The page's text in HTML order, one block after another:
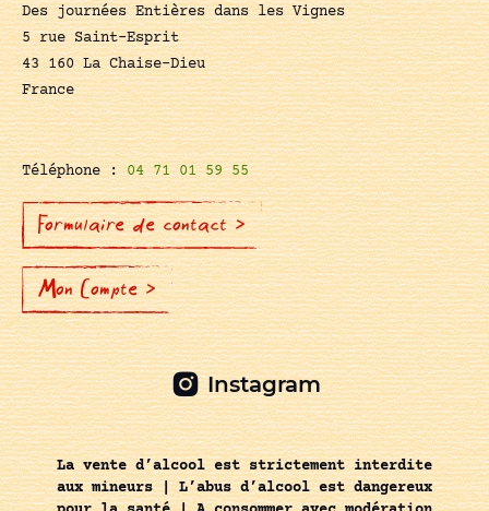
Des journées Entières dans les Vignes
5 rue Saint-Esprit
43 160 La Chaise-Dieu
France
Téléphone :04 71 01 59 55
Formulaire de contact >
Mon Compte >
Instagram
La vente d’alcool est strictement interdite
aux mineurs | L’abus d’alcool est dangereux